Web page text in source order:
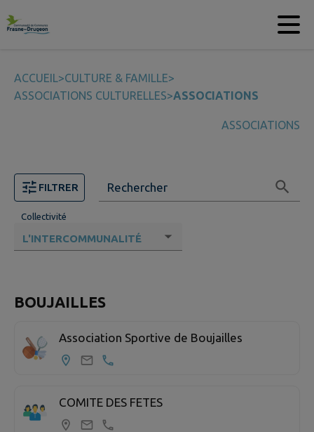
Contenu
ACCUEIL>CULTURE & FAMILLE>
ASSOCIATIONS CULTURELLES>ASSOCIATIONS
ASSOCIATIONS
FILTRER Rechercher
Collectivité
BOUJAILLES
Association Sportive de Boujailles
COMITE DES FETES